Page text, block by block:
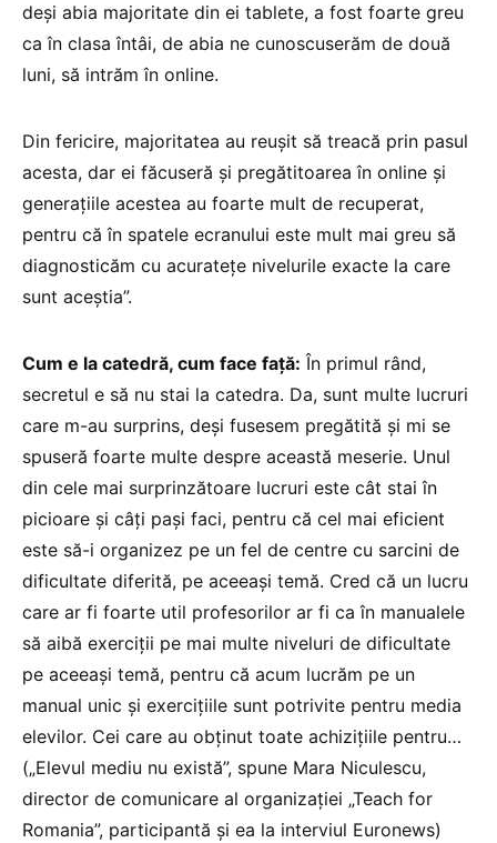
deși abia majoritate din ei tablete, a fost foarte greu
ca în clasa întâi, de abia ne cunoscuserăm de două
luni, să intrăm în online.
Din fericire, majoritatea au reușit să treacă prin pasul
acesta, dar ei făcuseră și pregătitoarea în online și
generațiile acestea au foarte mult de recuperat,
pentru că în spatele ecranului este mult mai greu să
diagnosticăm cu acuratețe nivelurile exacte la care
sunt aceștia”.
Cum e la catedră, cum face față: În primul rând,
secretul e să nu stai la catedra. Da, sunt multe lucruri
care m-au surprins, deși fusesem pregătită și mi se
spuseră foarte multe despre această meserie. Unul
din cele mai surprinzătoare lucruri este cât stai în
picioare și câți pași faci, pentru că cel mai eficient
este să-i organizez pe un fel de centre cu sarcini de
dificultate diferită, pe aceeași temă. Cred că un lucru
care ar fi foarte util profesorilor ar fi ca în manualele
să aibă exerciții pe mai multe niveluri de dificultate
pe aceeași temă, pentru că acum lucrăm pe un
manual unic și exercițiile sunt potrivite pentru media
elevilor. Cei care au obținut toate achizițiile pentru…
(„Elevul mediu nu există”, spune Mara Niculescu,
director de comunicare al organizației „Teach for
Romania”, participantă și ea la interviul Euronews)